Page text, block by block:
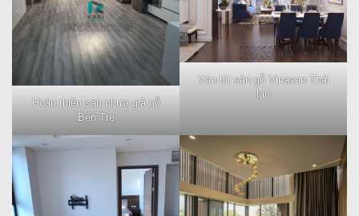
Hoàn thiện sàn nhựa giả gỗ
Bến Tre
Ván lót sàn gỗ Vinasan Thái
lan